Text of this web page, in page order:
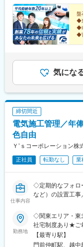
家庭菜園向けの
青森県南部の農業
けではなく、肥料
り、農業に関する
が可能です。今後
変更の範囲：会社
ービル本館 【徳
予ビル【四国支店
州支店】福岡県福
喫煙対策あり（敷
ません
盤
◆
◆
◆
◆
◆
気にな
締切間近
電気施工管理／年
色自由
Ｙ’ｓコーポレーション株
正社員 転勤なし 業
仕事内容
◇定期的なフォロ
など）の設置工
勤務地
◇関東エリア・東
社宅制度あり★ご
現場を決定しま
上げ社宅＆社用
【最寄り駅】
門前仲町駅、越中